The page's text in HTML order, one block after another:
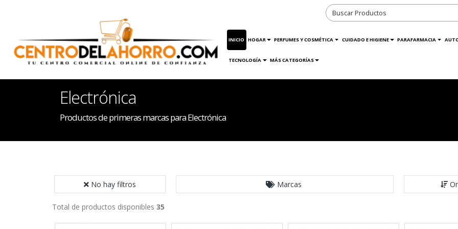
INICIO HOGAR PERFUMES Y COSMÉTICA CUIDADO E HIGIENE PARAFARMACIA
TECNOLOGÍA MÁS CATEGORÍAS
Electrónica
Productos de primeras marcas para Electrónica
No hay filtros Marcas
Total de productos disponibles 35